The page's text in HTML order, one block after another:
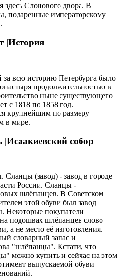
здесь Слонового двора. В
подаренные императорскому
|История
за всю историю Петербурга было
продолжительностью в
ныне существующего
с 1818 по 1858 год.
крупнейшим по размеру
в мире.
|Исаакиевский собор
(завод) - завод в городе
России. Сланцы -
шлёпанцев. В Советском
этой обуви был завод
Некоторые покупатели
подошвах шлёпанцев слово
а не место её изготовления.
словарный запас и
"шлёпанцы". Кстати, что
можно купить и сейчас на этом
выпускаемой обуви